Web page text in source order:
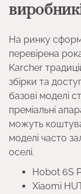
На ринку
перевірена
Karcher
збірки та
базові моделі
преміальні
можуть
моделі часто
оселі.
Hobot 6S
Xiaomi